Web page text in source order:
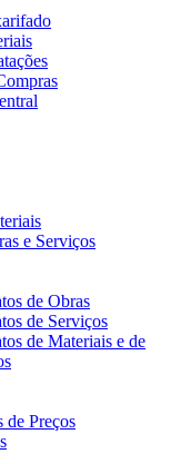
e Serviços
de Obras
de Serviços
de Materiais e de
de Preços